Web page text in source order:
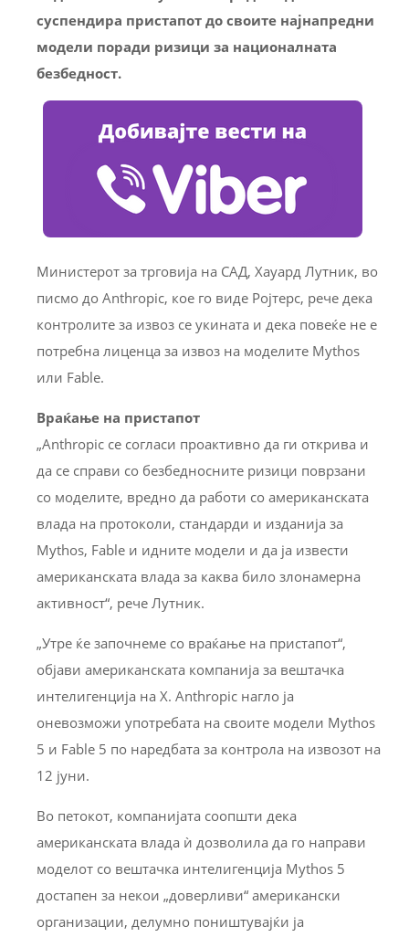
суспендира пристапот до своите најнапредни
модели поради ризици за националната
безбедност.
Министерот за трговија на САД, Хауард Лутник, во
писмо до Anthropic, кое го виде Ројтерс, рече дека
контролите за извоз се укината и дека повеќе не е
потребна лиценца за извоз на моделите Mythos
или Fable.
Враќање на пристапот
„Anthropic се согласи проактивно да ги открива и
да се справи со безбедносните ризици поврзани
со моделите, вредно да работи со американската
влада на протоколи, стандарди и изданија за
Mythos, Fable и идните модели и да ја извести
американската влада за каква било злонамерна
активност“, рече Лутник.
„Утре ќе започнеме со враќање на пристапот“,
објави американската компанија за вештачка
интелигенција на X. Anthropic нагло ја
оневозможи употребата на своите модели Mythos
5 и Fable 5 по наредбата за контрола на извозот на
12 јуни.
Во петокот, компанијата соопшти дека
американската влада ѝ дозволила да го направи
моделот со вештачка интелигенција Mythos 5
достапен за некои „доверливи“ американски
организации, делумно поништувајќи ја